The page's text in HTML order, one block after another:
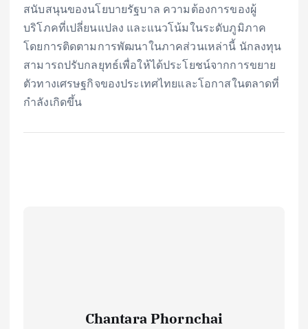
สนับสนุนของนโยบายรัฐบาล ความต้องการของผู้
บริโภคที่เปลี่ยนแปลง และแนวโน้มในระดับภูมิภาค
โดยการติดตามการพัฒนาในภาคส่วนเหล่านี้ นักลงทุน
สามารถปรับกลยุทธ์เพื่อให้ได้ประโยชน์จากการขยาย
ตัวทางเศรษฐกิจของประเทศไทยและโอกาสในตลาดที่
กำลังเกิดขึ้น
Chantara Phornchai